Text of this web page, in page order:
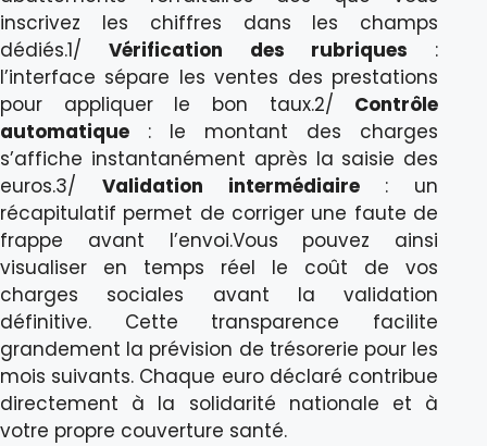
inscrivez les chiffres dans les champs
dédiés.1/Vérification des rubriques :
l’interface sépare les ventes des prestations
pour appliquer le bon taux.2/ Contrôle
automatique : le montant des charges
s’affiche instantanément après la saisie des
euros.3/ Validation intermédiaire: un
récapitulatif permet de corriger une faute de
frappe avant l’envoi.Vous pouvez ainsi
visualiser en temps réel le coût de vos
charges sociales avant la validation
définitive. Cette transparence facilite
grandement la prévision de trésorerie pour les
mois suivants. Chaque euro déclaré contribue
directement à la solidarité nationale et à
votre propre couverture santé.